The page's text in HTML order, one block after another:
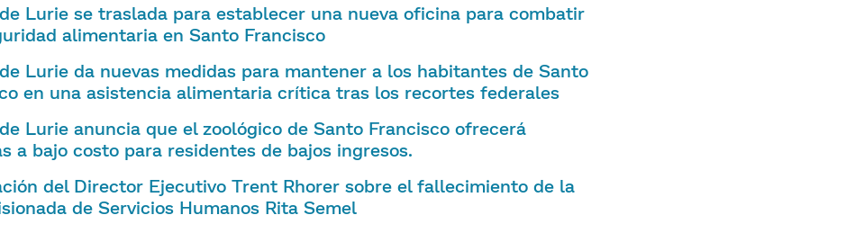
Lurie se traslada para establecer una nueva oficina para combatir
alimentaria en Santo Francisco​​
Lurie da nuevas medidas para mantener a los habitantes de Santo
en una asistencia alimentaria crítica tras los recortes federales​​
Lurie anuncia que el zoológico de Santo Francisco ofrecerá
a bajo costo para residentes de bajos ingresos.​​
del Director Ejecutivo Trent Rhorer sobre el fallecimiento de la
de Servicios Humanos Rita Semel​​